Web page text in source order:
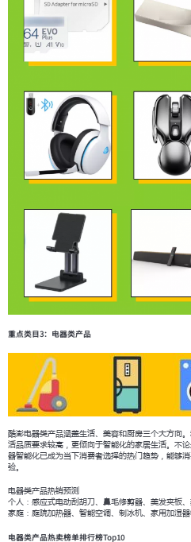
重点类目3：电器类产品
酷澎电器类产品涵盖生活、美容和厨房三个大方向
活品质要求较高，更倾向于智能化的家居生活。不
器智能化已成为当下消费者选择的热门趋势，能够
验。
电器类产品热销预测
个人：感应式电动刮胡刀、鼻毛修剪器、美发夹板
家庭：庭院加热器、智能空调、制冰机、家用加湿
电器类产品热卖榜单排行榜Top10